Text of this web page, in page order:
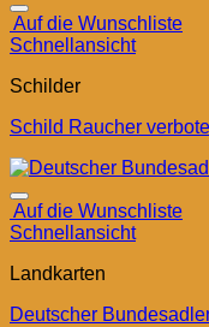
Auf die Wunschliste
Schnellansicht
Schilder
Schild Raucher
Auf die Wunschliste
Schnellansicht
Landkarten
Deutscher